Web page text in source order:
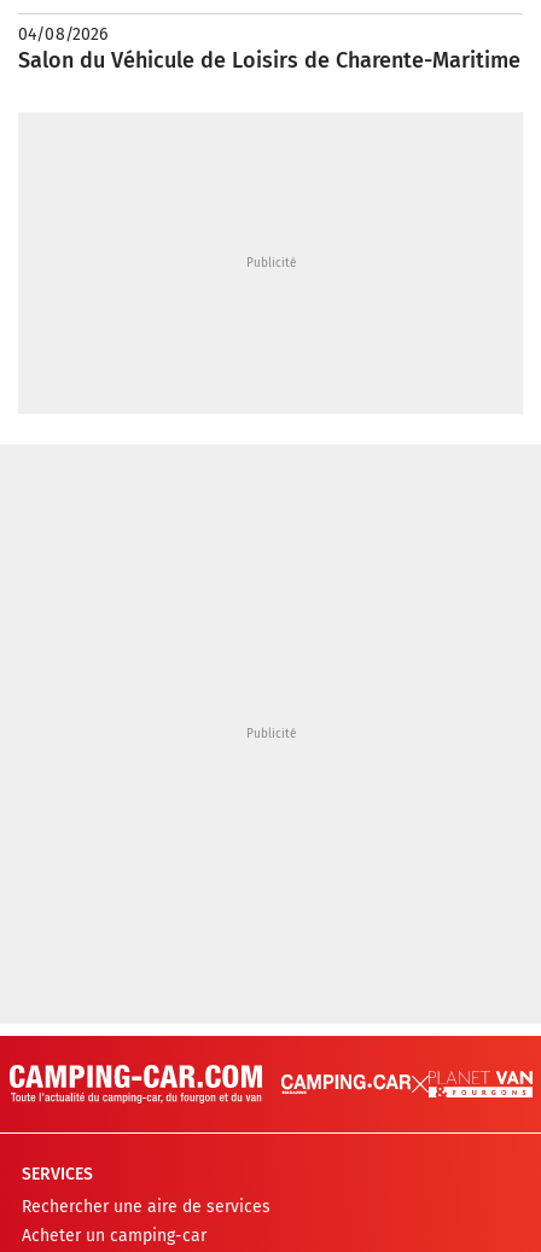
04/08/2026
Salon du Véhicule de Loisirs de Charente-Maritime
SERVICES
Rechercher une aire de services
Acheter un camping-car